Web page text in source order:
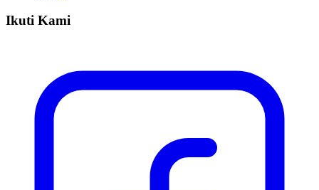
Ikuti Kami